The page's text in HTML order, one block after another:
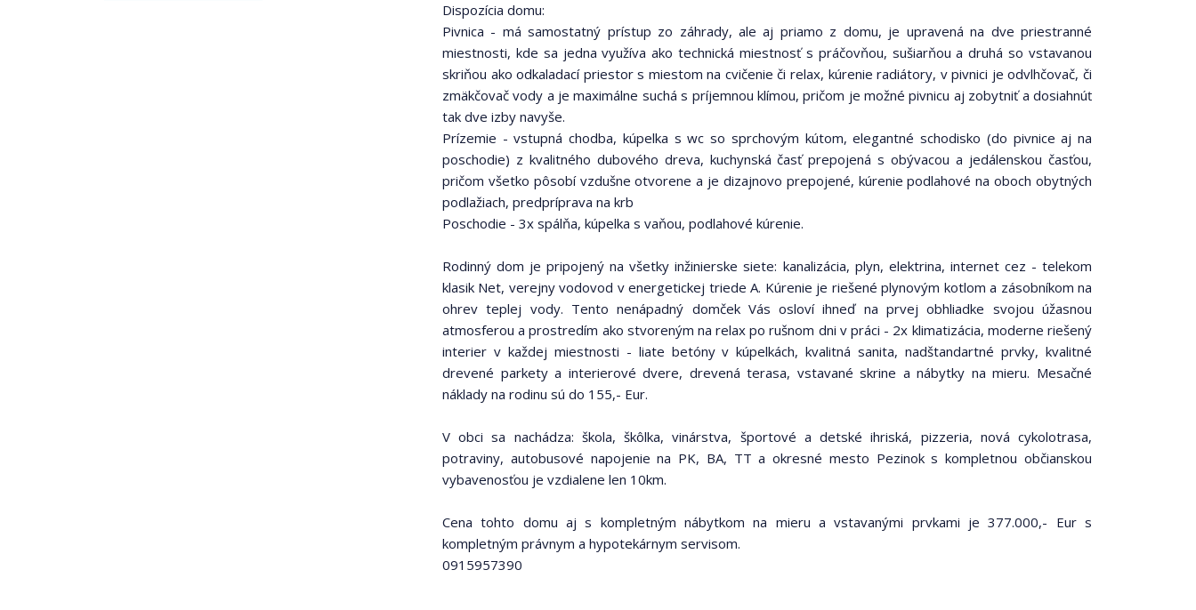
Dispozícia domu:
Pivnica - má samostatný prístup zo záhrady, ale aj priamo z domu, je upravená na dve priestranné
miestnosti, kde sa jedna využíva ako technická miestnosť s práčovňou, sušiarňou a druhá so vstavanou
skriňou ako odkaladací priestor s miestom na cvičenie či relax, kúrenie radiátory, v pivnici je odvlhčovač, či
zmäkčovač vody a je maximálne suchá s príjemnou klímou, pričom je možné pivnicu aj zobytniť a dosiahnúť
tak dve izby navyše.
Prízemie - vstupná chodba, kúpelka s wc so sprchovým kútom, elegantné schodisko (do pivnice aj na
poschodie) z kvalitného dubového dreva, kuchynská časť prepojená s obývacou a jedálenskou časťou,
pričom všetko pôsobí vzdušne otvorene a je dizajnovo prepojené, kúrenie podlahové na oboch obytných
podlažiach, predpríprava na krb
Poschodie - 3x spálňa, kúpelka s vaňou, podlahové kúrenie.
Rodinný dom je pripojený na všetky inžinierske siete: kanalizácia, plyn, elektrina, internet cez - telekom
klasik Net, verejny vodovod v energetickej triede A. Kúrenie je riešené plynovým kotlom a zásobníkom na
ohrev teplej vody. Tento nenápadný domček Vás osloví ihneď na prvej obhliadke svojou úžasnou
atmosferou a prostredím ako stvoreným na relax po rušnom dni v práci - 2x klimatizácia, moderne riešený
interier v každej miestnosti - liate betóny v kúpelkách, kvalitná sanita, nadštandartné prvky, kvalitné
drevené parkety a interierové dvere, drevená terasa, vstavané skrine a nábytky na mieru. Mesačné
náklady na rodinu sú do 155,- Eur.
V obci sa nachádza: škola, škôlka, vinárstva, športové a detské ihriská, pizzeria, nová cykolotrasa,
potraviny, autobusové napojenie na PK, BA, TT a okresné mesto Pezinok s kompletnou občianskou
vybavenosťou je vzdialene len 10km.
Cena tohto domu aj s kompletným nábytkom na mieru a vstavanými prvkami je 377.000,- Eur s
kompletným právnym a hypotekárnym servisom.
0915957390